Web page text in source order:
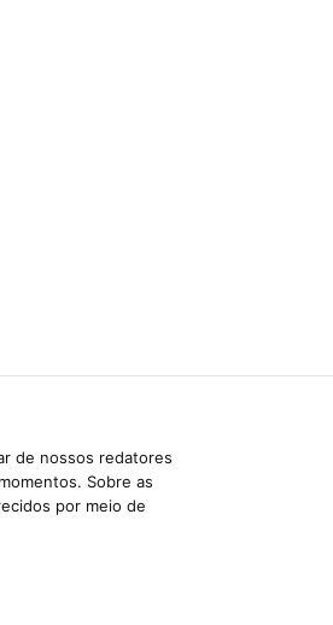
de nossos redatores
Sobre as
por meio de